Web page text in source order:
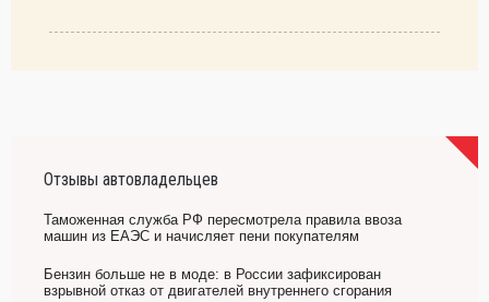
Отзывы автовладельцев
Таможенная служба РФ пересмотрела правила ввоза
машин из ЕАЭС и начисляет пени покупателям
Бензин больше не в моде: в России зафиксирован
взрывной отказ от двигателей внутреннего сгорания